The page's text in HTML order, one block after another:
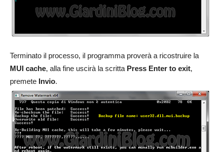
Terminato il processo, il programma proverà a ricostruire la
MUI cache, alla fine uscirà la scritta Press Enter to exit,
premete Invio.